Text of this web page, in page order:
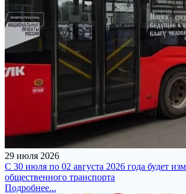
29 июля 2026
С 30 июля по 02 августа 2026 года будет
общественного транспорта
Подробнее...